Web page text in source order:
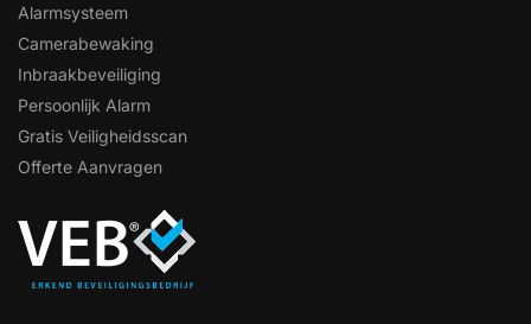
Alarmsysteem
Camerabewaking
Inbraakbeveiliging
Persoonlijk Alarm
Gratis Veiligheidsscan
Offerte Aanvragen